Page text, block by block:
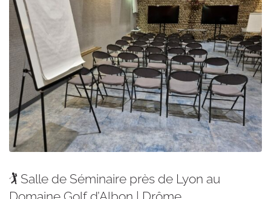
🏌️ Salle de Séminaire près de Lyon au